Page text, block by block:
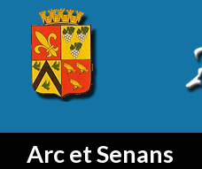
Arc et Senans
Search